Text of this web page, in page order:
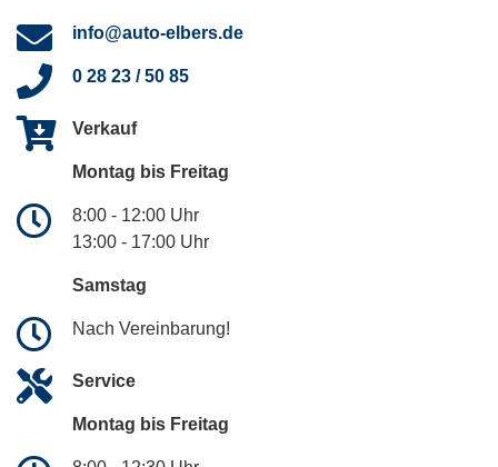
info@auto-elbers.de
0 28 23 / 50 85
Verkauf
Montag bis Freitag
8:00 - 12:00 Uhr
13:00 - 17:00 Uhr
Samstag
Nach Vereinbarung!
Service
Montag bis Freitag